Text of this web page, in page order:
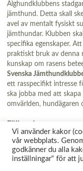
Älghundklubbens
jämthund. Detta skall
avel av mentalt fysiskt
jämthundar. Klubben
specifika egenskaper.
praktiskt bruk av denna
kunskap om rasens
Svenska
ett rasspecifikt intresse
ska jobba med att
omvärlden, hundägaren
Följ oss!
Vi använder kakor
vår webbplats.
godkänner du alla
inställningar" för att